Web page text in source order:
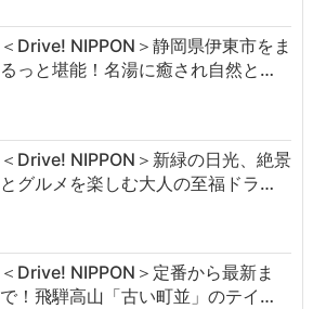
＜Drive! NIPPON＞静岡県伊東市をま
るっと堪能！名湯に癒され自然と…
＜Drive! NIPPON＞新緑の日光、絶景
とグルメを楽しむ大人の至福ドラ…
＜Drive! NIPPON＞定番から最新ま
で！飛騨高山「古い町並」のテイ…